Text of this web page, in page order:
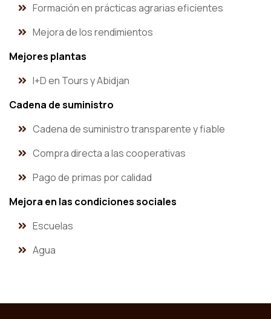
Formación en prácticas agrarias eficientes
Mejora de los rendimientos
Mejores plantas
I+D en Tours y Abidjan
Cadena de suministro
Cadena de suministro transparente y fiable
Compra directa a las cooperativas
Pago de primas por calidad
Mejora en las condiciones sociales
Escuelas
Agua